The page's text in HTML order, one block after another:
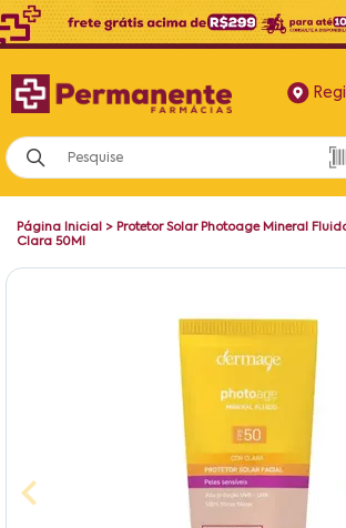
Página Inicial > Protetor Solar Photoage Mineral
Clara 50Ml